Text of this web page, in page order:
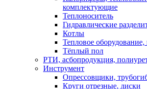
комплектующие
Теплоноситель
Гидравлические
Котлы
Тепловое
Тёплый пол
РТИ, асбопродукция,
Инструмент
Опрессовщики,
Круги отрезные, диски